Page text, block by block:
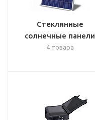
Стеклянные
солнечные панели
4 товара